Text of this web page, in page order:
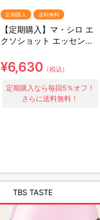
定期購入 送料無料
【定期購入】マ・シロ エ
クソショット エッセンス
¥6,630 （税込）
定期購入なら毎回5％オフ！
さらに送料無料！
TBS TASTE